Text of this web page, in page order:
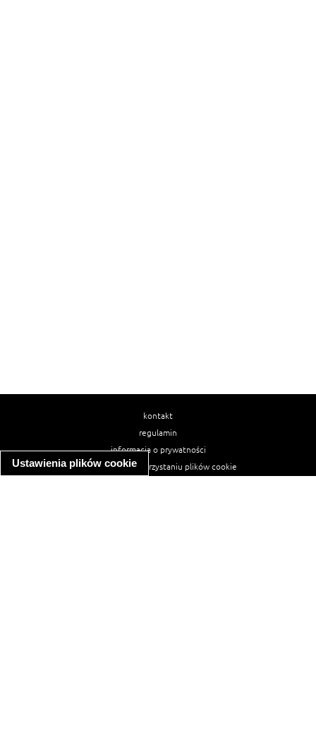
Ustawienia plików cookie
kontakt
regulamin
informacja o prywatności
informacja o wykorzystaniu plików cookie